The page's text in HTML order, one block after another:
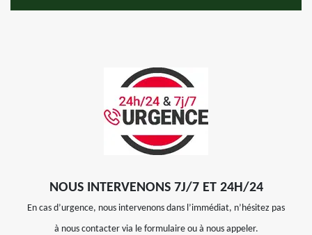
NOUS INTERVENONS 7J/7 ET 24H/24
En cas d’urgence, nous intervenons dans l’immédiat, n’hésitez pas
à nous contacter via le formulaire ou à nous appeler.